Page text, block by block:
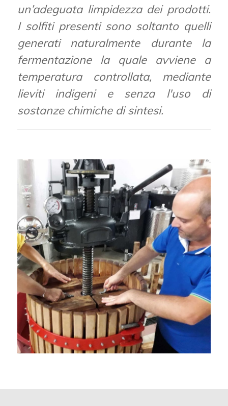
un’adeguata limpidezza dei prodotti.
I solfiti presenti sono soltanto quelli
generati naturalmente durante la
fermentazione la quale avviene a
temperatura controllata, mediante
lieviti indigeni e senza l'uso di
sostanze chimiche di sintesi.